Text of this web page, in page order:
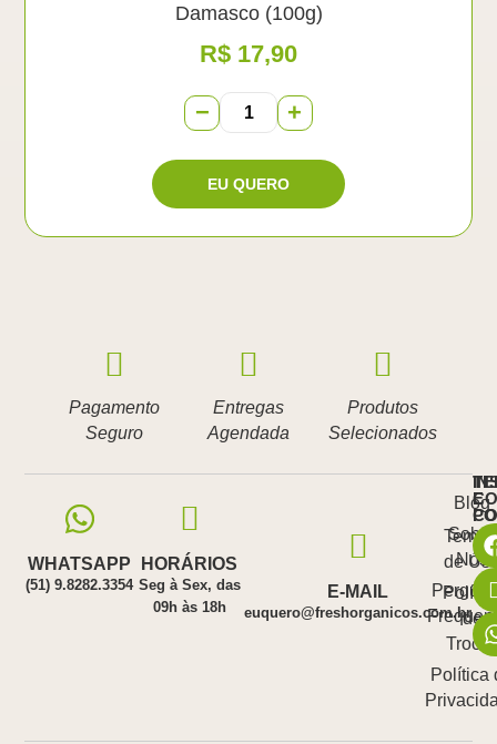
Damasco (100g)
R$ 17,90
− +
Pagamento
Seguro
Entregas
Agendada
Produtos
Selecionados
WHATSAPP
(51) 9.8282.3354 E-MAIL
euquero@freshorganicos.com.br
HORÁRIOS
Seg à Sex, das
09h às 18h
Blog
Sobre
Nós
E
de
de
Política